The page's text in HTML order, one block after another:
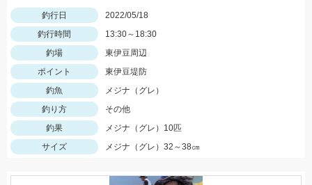
釣行日
2022/05/18
釣行時間
13:30～18:30
釣場
東伊豆周辺
ポイント
東伊豆堤防
釣魚
メジナ（グレ）
釣り方
その他
釣果
メジナ（グレ）10匹
サイズ
メジナ（グレ）32～38㎝